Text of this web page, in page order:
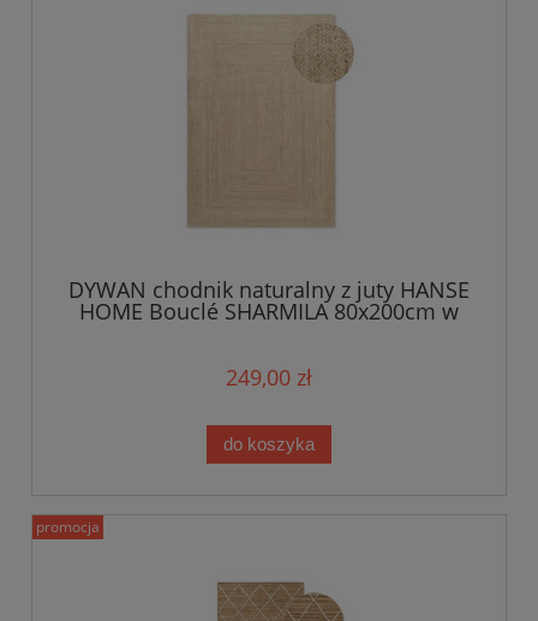
DYWAN chodnik naturalny z juty HANSE
HOME Bouclé SHARMILA 80x200cm w
249,00 zł
do koszyka
promocja